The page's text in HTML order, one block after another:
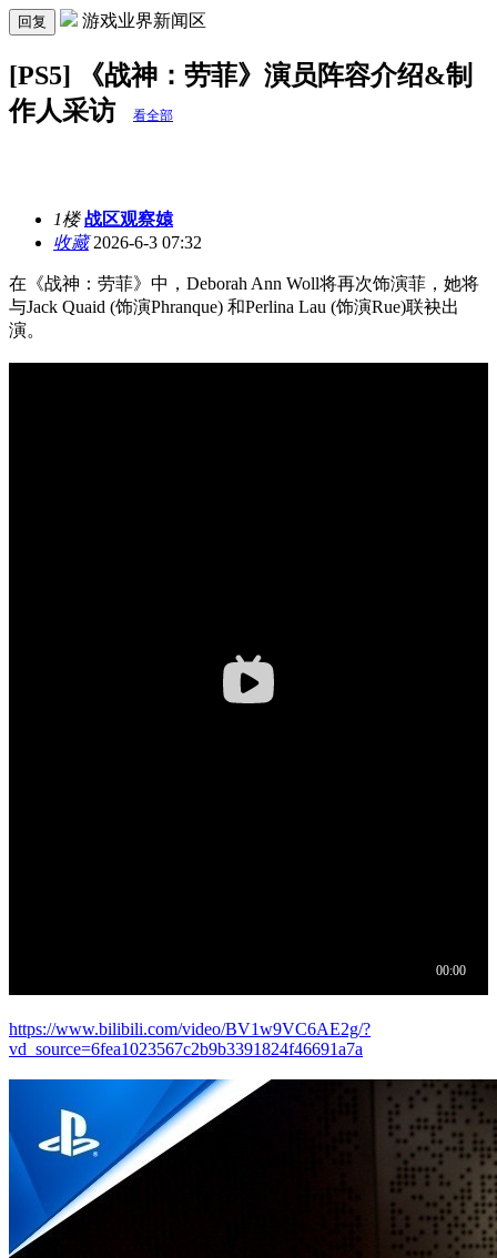
回复 游戏业界新闻区
[PS5] 《战神：劳菲》演员阵容介绍&制
作人采访
看全部
1楼 战区观察媴
收藏2026-6-3 07:32
在《战神：劳菲》中，Deborah Ann Woll将再次饰演菲，她将
与Jack Quaid (饰演Phranque) 和Perlina Lau (饰演Rue)联袂出
演。
https://www.bilibili.com/video/BV1w9VC6AE2g/?
vd_source=6fea1023567c2b9b3391824f46691a7a